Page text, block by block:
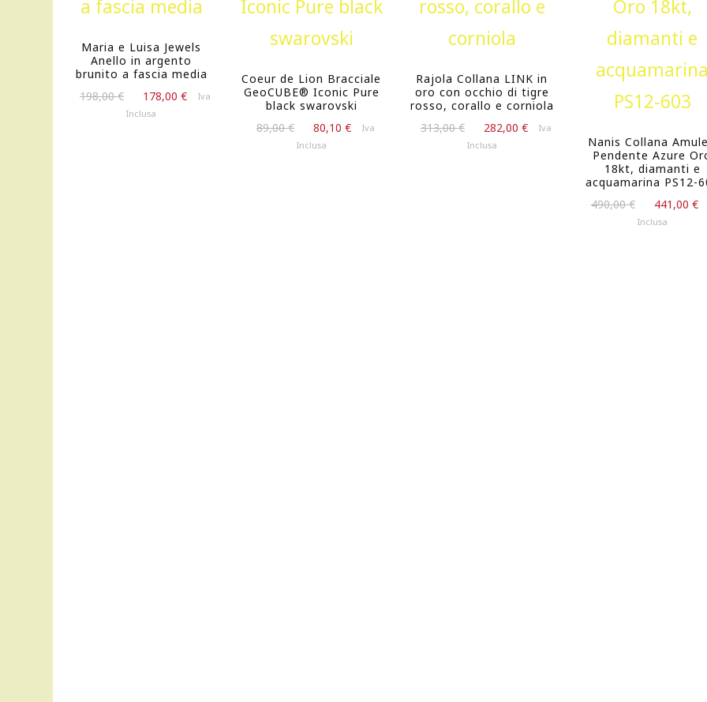
Maria e Luisa Jewels
Anello in argento
brunito a fascia media
198,00€
prezzo
178,00€
IlIva
Inclusa
Coeur de Lion Bracciale
GeoCUBE® Iconic Pure
black swarovski
89,00€
prezzo
80,10 €
IlIva
Inclusa
Rajola Collana LINK in
oro con occhio di tigre
rosso, corallo e corniola
313,00€
prezzo
282,00 €
IlIva
Inclusa
Nanis Collana
Pendente Azure
18kt, diamanti e
acquamarina PS12-
490,00€
prezzo
441,00 €
Inclusa